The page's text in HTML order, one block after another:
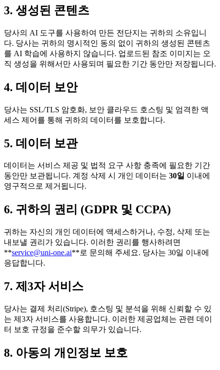
3. 생성된 콘텐츠
당사의 AI 도구를 사용하여 만든 전단지는 귀하의 소유입니
다. 당사는 귀하의 명시적인 동의 없이 귀하의 생성된 콘텐츠
를 AI 학습에 사용하지 않습니다. 업로드된 참조 이미지는 오
직 생성을 위해서만 사용되며 필요한 기간 동안만 저장됩니다.
4. 데이터 보안
당사는 SSL/TLS 암호화, 보안 클라우드 호스팅 및 엄격한 액
세스 제어를 통해 귀하의 데이터를 보호합니다.
5. 데이터 보관
데이터는 서비스 제공 및 법적 요구 사항 충족에 필요한 기간
동안만 보관됩니다. 계정 삭제 시 개인 데이터는 30일 이내에
영구적으로 제거됩니다.
6. 귀하의 권리 (GDPR 및 CCPA)
귀하는 자신의 개인 데이터에 액세스하거나, 수정, 삭제 또는
내보낼 권리가 있습니다. 이러한 권리를 행사하려면
**service@uni-one.ai**로 문의해 주세요. 당사는 30일 이내에
응답합니다.
7. 제3자 서비스
당사는 결제 처리(Stripe), 호스팅 및 분석을 위해 신뢰할 수 있
는 제3자 서비스를 사용합니다. 이러한 제공업체는 관련 데이
터 보호 규정을 준수할 의무가 있습니다.
8. 아동의 개인정보 보호